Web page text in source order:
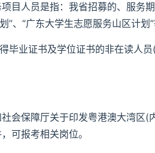
目人员是指：我省招募的、服务
”、“广东大学生志愿服务山区计划
毕业证书及学位证书的非在读人
会保障厅关于印发粤港澳大湾区
可报考相关岗位。